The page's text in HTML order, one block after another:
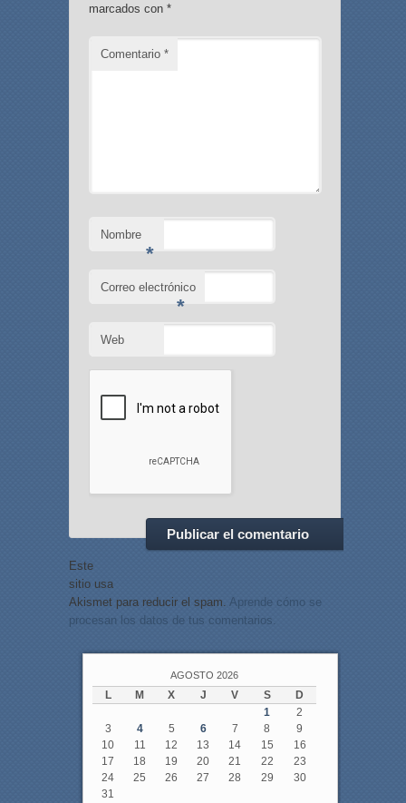
marcados con *
Comentario *
Nombre
*
Correo electrónico
*
Web
Este
sitio usa
Akismet para reducir el spam. Aprende cómo se
procesan los datos de tus comentarios.
AGOSTO 2026
L M X J V S
D
1
2
3
4 5 6 7 8
9
10
11 12 13 14 15
16
17
18 19 20 21 22
23
24
25 26 27 28 29
30
31